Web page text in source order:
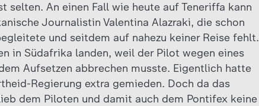
selten. An einen Fall wie heute auf Teneriffa kann
Journalistin Valentina Alazraki, die schon
und seitdem auf nahezu keiner Reise fehlt.
in Südafrika landen, weil der Pilot wegen eines
Aufsetzen abbrechen musste. Eigentlich hatte
Regierung extra gemieden. Doch da das
dem Piloten und damit auch dem Pontifex keine